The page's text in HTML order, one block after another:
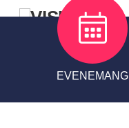
EVENEMANG